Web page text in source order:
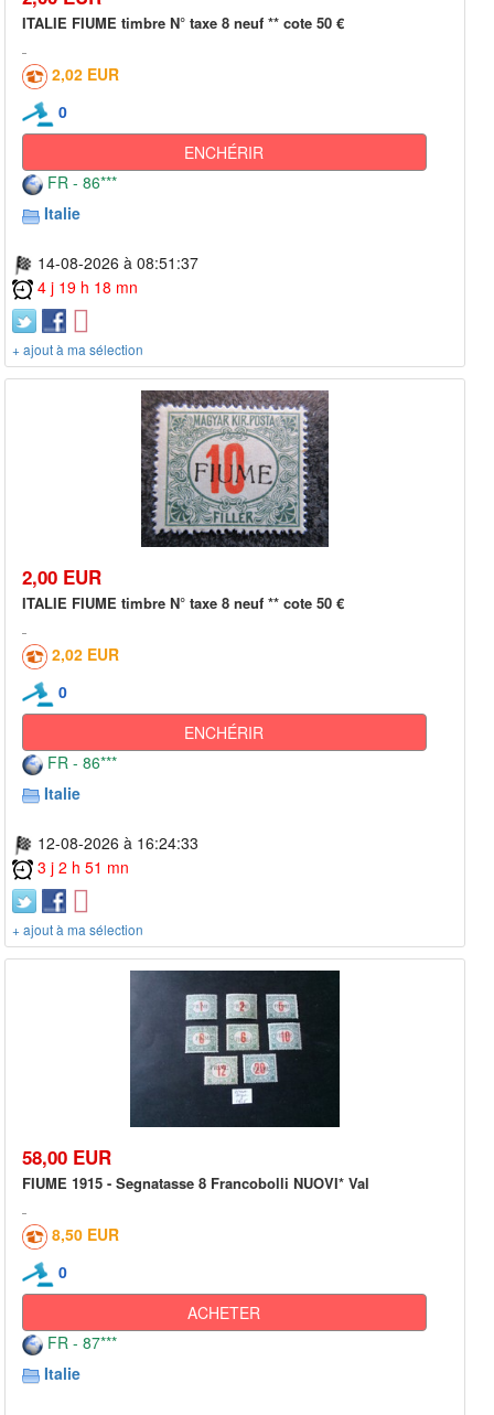
ITALIE FIUME timbre N° taxe 8 neuf ** cote 50 €
2,02 EUR
0
ENCHÉRIR
FR - 86***
Italie
14-08-2026 à 08:51:37
4 j 19 h 18 mn
+ ajout à ma sélection
2,00 EUR
ITALIE FIUME timbre N° taxe 8 neuf ** cote 50 €
2,02 EUR
0
ENCHÉRIR
FR - 86***
Italie
12-08-2026 à 16:24:33
3 j 2 h 51 mn
+ ajout à ma sélection
58,00 EUR
FIUME 1915 - Segnatasse 8 Francobolli NUOVI* Val
8,50 EUR
0
ACHETER
FR - 87***
Italie